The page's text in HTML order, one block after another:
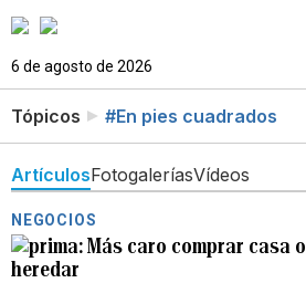
6 de agosto de 2026
Tópicos #En pies cuadrados
ArtículosFotogaleríasVídeos
NEGOCIOS
Más caro comprar casa o
heredar